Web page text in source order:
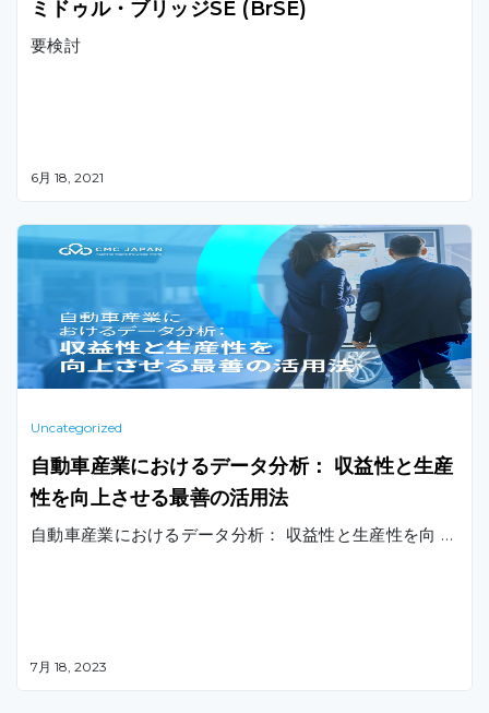
ミドゥル・ブリッジSE (BrSE)
要検討
6月 18, 2021
Uncategorized
自動車産業におけるデータ分析： 収益性と生産
性を向上させる最善の活用法
自動車産業におけるデータ分析： 収益性と生産性を向 …
7月 18, 2023